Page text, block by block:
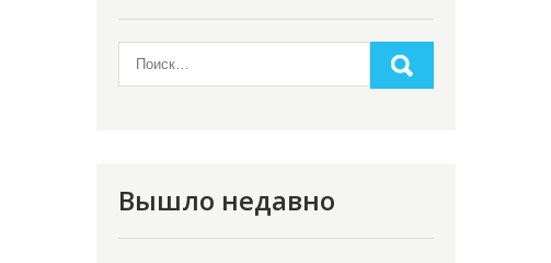
Вышло недавно